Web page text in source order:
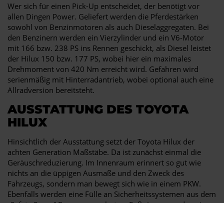
Wer sich für einen Pick-Up entscheidet, der benötigt vor
allen Dingen Power. Geliefert werden die Pferdestärken
sowohl von Benzinmotoren als auch Dieselaggregaten. Bei
den Benzinern werden ein Vierzylinder und ein V6-Motor
mit 166 bzw. 238 PS ins Rennen geschickt, als Diesel leistet
der Hilux 150 bzw. 177 PS, wobei hier ein maximales
Drehmoment von 420 Nm erreicht wird. Gefahren wird
serienmäßig mit Hinterradantrieb, wobei optional auch eine
Allradversion bereitsteht.
AUSSTATTUNG DES TOYOTA
HILUX
Hinsichtlich der Ausstattung setzt der Toyota Hilux der
achten Generation Maßstäbe. Da ist zunächst einmal die
Geräuschreduzierung. Im Innenraum erinnert so gut wie
nichts an die üppigen Ausmaße und den Zweck des
Fahrzeugs, sondern man bewegt sich wie in einem PKW.
Ebenfalls werden eine Fülle an Sicherheitssystemen aus dem